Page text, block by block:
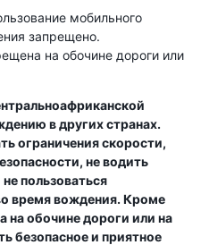
мобильного
запрещено.
на обочине дороги или
в других странах.
ограничения скорости,
не водить
пользоваться
время вождения. Кроме
на обочине дороги или на
безопасное и приятное